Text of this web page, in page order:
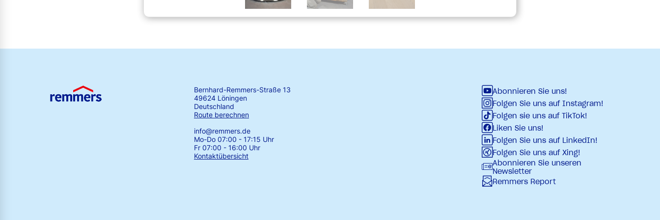
Bernhard-Remmers-Straße 13
49624 Löningen
Deutschland
Route berechnen
info@remmers.de
Mo-Do 07:00 - 17:15 Uhr
Fr 07:00 - 16:00 Uhr
Kontaktübersicht
Abonnieren Sie uns!
Folgen Sie uns auf Instagram!
Folgen sie uns auf TikTok!
Liken Sie uns!
Folgen Sie uns auf LinkedIn!
Folgen Sie uns auf Xing!
Abonnieren Sie unseren
Newsletter
Remmers Report